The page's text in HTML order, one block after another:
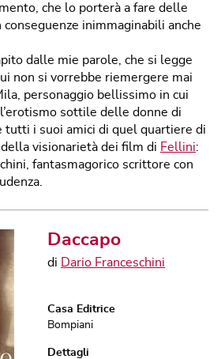
che lo porterà a fare delle
inimmaginabili anche
dalle mie parole, che si legge
non si vorrebbe riemergere mai
personaggio bellissimo in cui
sottile delle donne di
e tutti i suoi amici di quel quartiere di
visionarietà dei film di Fellini:
fantasmagorico scrittore con
Daccapo
di Dario Franceschini
Casa Editrice
Bompiani
Dettagli